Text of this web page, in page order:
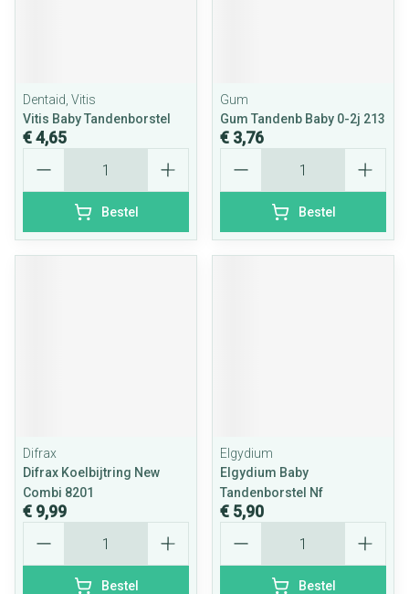
Dentaid, Vitis
Vitis Baby Tandenborstel
€ 4,65
Bestel
Gum
Gum Tandenb Baby 0-2j 213
€ 3,76
Bestel
Difrax
Difrax Koelbijtring New
Combi 8201
€ 9,99
Bestel
Elgydium
Elgydium Baby
Tandenborstel Nf
€ 5,90
Bestel